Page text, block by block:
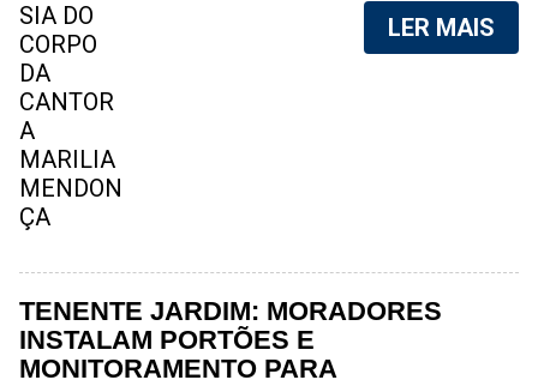
foram vazadas na internet. A
divulgação de fotos do corpo de
vendendo as fotos. Cada foto, no
valor de R$20 (Vinte reais). A
assessoria da família de Marília
Mendonça, se pronunciou sobre o
LER MAIS
TENENTE JARDIM: MORADORES
INSTALAM PORTÕES E
MONITORAMENTO PARA